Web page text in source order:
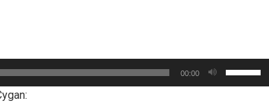
00:00
strzałek